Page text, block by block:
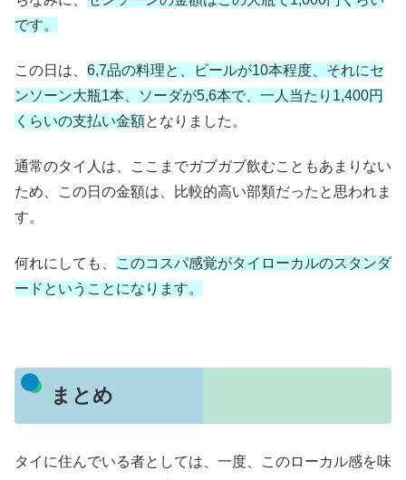
です。
この日は、 6,7品の料理と、ビールが10本程度、それにセ
ンソーン大瓶1本、ソーダが5,6本で、一人当たり1,400円
くらいの支払い金額となりました。
通常のタイ人は、ここまでガブガブ飲むこともあまりない
ため、この日の金額は、比較的高い部類だったと思われま
す。
何れにしても、
このコスパ感覚がタイローカルのスタンダ
ードということになります。
まとめ
タイに住んでいる者としては、一度、このローカル感を味